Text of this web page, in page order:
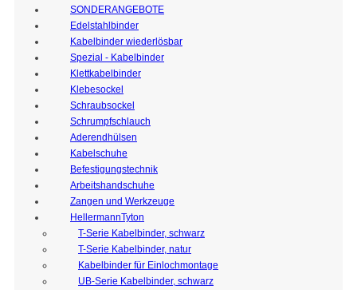
SONDERANGEBOTE
Edelstahlbinder
Kabelbinder wiederlösbar
Spezial - Kabelbinder
Klettkabelbinder
Klebesockel
Schraubsockel
Schrumpfschlauch
Aderendhülsen
Kabelschuhe
Befestigungstechnik
Arbeitshandschuhe
Zangen und Werkzeuge
HellermannTyton
T-Serie Kabelbinder, schwarz
T-Serie Kabelbinder, natur
Kabelbinder für Einlochmontage
UB-Serie Kabelbinder, schwarz